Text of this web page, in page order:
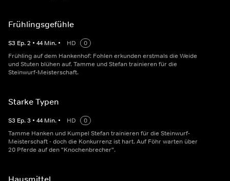
Frühlingsgefühle
S3 Ep.2 • 44 Min. • HD
0
Frühling auf dem Hankenhof: Fohlen erkunden erstmals die Weide
und Stuten blühen auf. Tamme und Stefan trainieren für die
Steinwurf-Meisterschaft.
Starke Typen
S3 Ep.3 • 44 Min. • HD
0
Tamme Hanken und Kumpel Stefan trainieren für die Steinwurf-
Meisterschaft - doch die Konkurrenz ist hart. Auf Föhr warten über
20 Pferde auf den "Knochenbrecher".